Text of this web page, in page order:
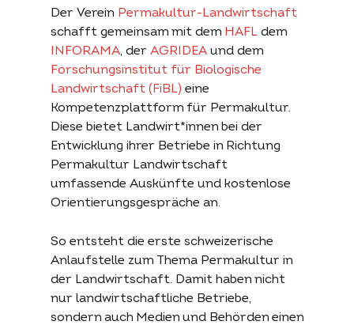
Der Verein Permakultur-Landwirtschaft
schafft gemeinsam mit dem HAFL dem
INFORAMA, der AGRIDEA und dem
Forschungsinstitut für Biologische
Landwirtschaft (FiBL) eine
Kompetenzplattform für Permakultur.
Diese bietet Landwirt*innen bei der
Entwicklung ihrer Betriebe in Richtung
Permakultur Landwirtschaft
umfassende Auskünfte und kostenlose
Orientierungsgespräche an.
So entsteht die erste schweizerische
Anlaufstelle zum Thema Permakultur in
der Landwirtschaft. Damit haben nicht
nur landwirtschaftliche Betriebe,
sondern auch Medien und Behörden einen